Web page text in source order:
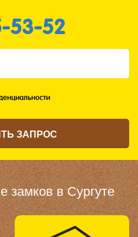
53-52
замков в Сургуте